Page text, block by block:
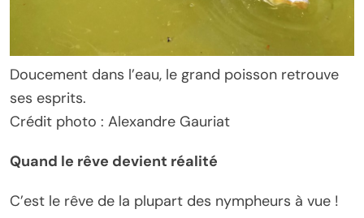
Doucement dans l’eau, le grand poisson retrouve
ses esprits.
Crédit photo : Alexandre Gauriat
Quand le rêve devient réalité
C’est le rêve de la plupart des nympheurs à vue !